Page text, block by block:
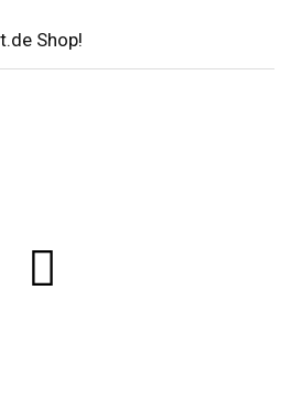
Shop!